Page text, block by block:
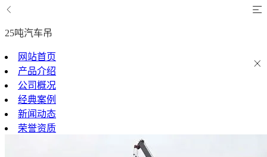
25吨汽车吊
网站首页
产品介绍
公司概况
经典案例
新闻动态
荣誉资质